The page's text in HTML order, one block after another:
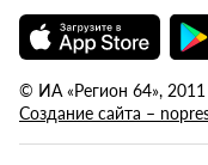
© ИА «Регион 64»,
Создание сайта –